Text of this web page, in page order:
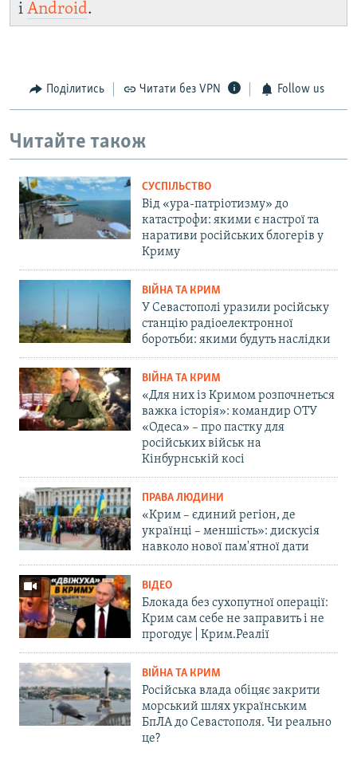
і Android.
Поділитись Читати без VPN Follow us
Читайте також
СУСПІЛЬСТВО
Від «ура-патріотизму» до
катастрофи: якими є настрої та
наративи російських блогерів у
Криму
ВІЙНА ТА КРИМ
У Севастополі уразили російську
станцію радіоелектронної
боротьби: якими будуть наслідки
ВІЙНА ТА КРИМ
«Для них із Кримом розпочнеться
важка історія»: командир ОТУ
«Одеса» – про пастку для
російських військ на
Кінбурнській косі
ПРАВА ЛЮДИНИ
«Крим – єдиний регіон, де
українці – меншість»: дискусія
навколо нової пам'ятної дати
ВІДЕО
Блокада без сухопутної операції:
Крим сам себе не заправить і не
прогодує | Крим.Реалії
ВІЙНА ТА КРИМ
Російська влада обіцяє закрити
морський шлях українським
БпЛА до Севастополя. Чи реально
це?